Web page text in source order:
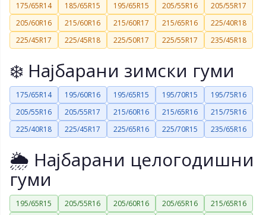
175/65R14 185/65R15 195/65R15 205/55R16
205/55R17
205/60R16
215/60R16 215/60R17 215/65R16
225/40R18
225/45R17
225/45R18 225/50R17 225/55R17 235/45R18
❄️ Најбарани зимски гуми
175/65R14 195/60R16 195/65R15 195/70R15
195/75R16
205/55R16
205/55R17 215/60R16 215/65R16
215/75R16
225/40R18
225/45R17 225/65R16 225/70R15 235/65R16
🌦️ Најбарани целогодишни
гуми
195/65R15 205/55R16 205/60R16 205/65R16
215/65R16